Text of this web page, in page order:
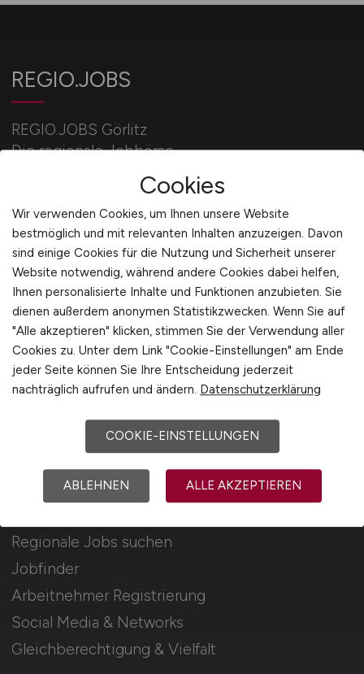
REGIO.JOBS
REGIO.JOBS Görlitz
Die regionale Jobbörse.
Aktuelle Stellengebote aus deiner Stadt/Region.
Für Arbeitnehmer
Regionale Jobs suchen
Jobfinder
Arbeitnehmer Registrierung
Social Media & Networks
Gleichberechtigung & Vielfalt
Für Arbeitgeber
Stellenanzeigen schalten
Mediadaten & Konditionen
Arbeitgeber Seite
Arbeitgeber Kontakt
Karrierenetzwerk
Cookies
Wir verwenden Cookies, um Ihnen unsere Website
bestmöglich und mit relevanten Inhalten anzuzeigen. Davon
sind einige Cookies für die Nutzung und Sicherheit unserer
Website notwendig, während andere Cookies dabei helfen,
Ihnen personalisierte Inhalte und Funktionen anzubieten. Sie
dienen außerdem anonymen Statistikzwecken. Wenn Sie auf
"Alle akzeptieren" klicken, stimmen Sie der Verwendung aller
Cookies zu. Unter dem Link "Cookie-Einstellungen" am Ende
jeder Seite können Sie Ihre Entscheidung jederzeit
nachträglich aufrufen und ändern. Datenschutzerklärung
COOKIE-EINSTELLUNGEN
ABLEHNEN ALLE AKZEPTIEREN